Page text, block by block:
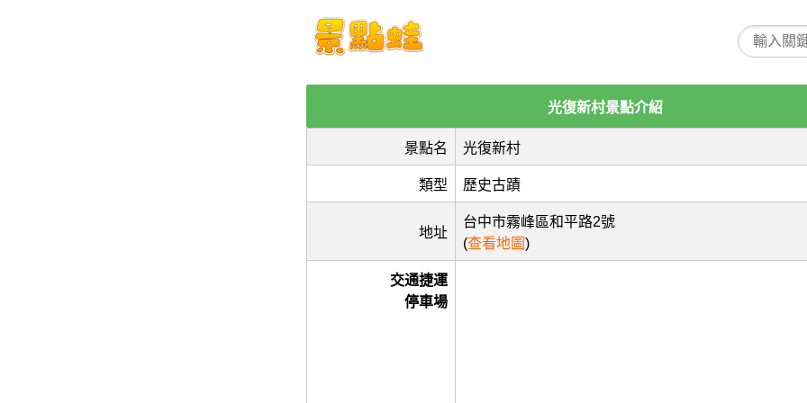
光復新村景點介紹
景點名 光復新村
類型 歷史古蹟
地址
台中市霧峰區和平路2號
(查看地圖)
交通捷運
停車場